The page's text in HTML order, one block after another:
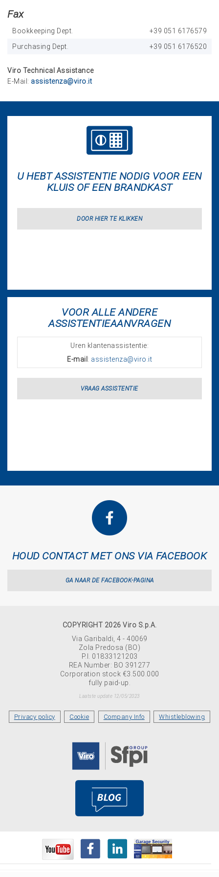
Fax
Bookkeeping Dept.
+39 051 6176579
Purchasing Dept.
+39 051 6176520
Viro Technical Assistance
E-Mail: assistenza@viro.it
U HEBT ASSISTENTIE NODIG VOOR EEN
KLUIS OF EEN BRANDKAST
DOOR HIER TE KLIKKEN
VOOR ALLE ANDERE
ASSISTENTIEAANVRAGEN
Uren klantenassistentie:
E-mail : assistenza@viro.it
VRAAG ASSISTENTIE
HOUD CONTACT MET ONS VIA FACEBOOK
GA NAAR DE FACEBOOK-PAGINA
COPYRIGHT 2026 Viro S.p.A.
Via Garibaldi, 4 - 40069
Zola Predosa (BO)
P.I. 01833121203
REA Number: BO 391277
Corporation stock €3.500.000
fully paid-up.
Laatste update 12/05/2023
Privacy policy Cookie Company Info Whistleblowing